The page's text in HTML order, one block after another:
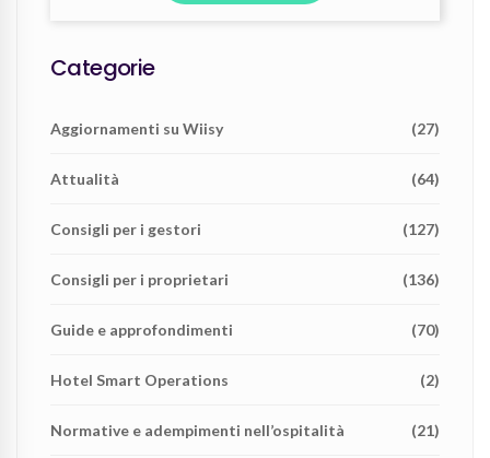
Categorie
Aggiornamenti su Wiisy (27)
Attualità (64)
Consigli per i gestori (127)
Consigli per i proprietari (136)
Guide e approfondimenti (70)
Hotel Smart Operations (2)
Normative e adempimenti nell’ospitalità (21)